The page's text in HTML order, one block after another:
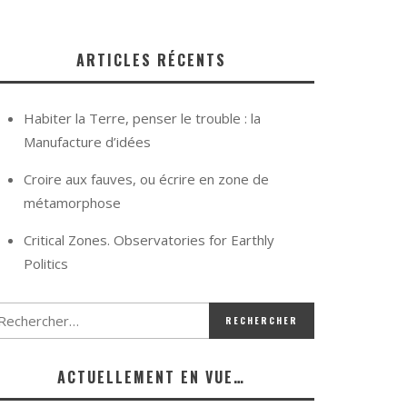
ARTICLES RÉCENTS
Habiter la Terre, penser le trouble : la
Manufacture d’idées
Croire aux fauves, ou écrire en zone de
métamorphose
Critical Zones. Observatories for Earthly
Politics
ACTUELLEMENT EN VUE…